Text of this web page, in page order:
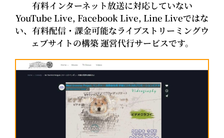
有料インターネット放送に対応していない
YouTube Live, Facebook Live, Line Liveではな
い、有料配信・課金可能なライブストリーミングウ
ェブサイトの構築 運営代行サービスです。